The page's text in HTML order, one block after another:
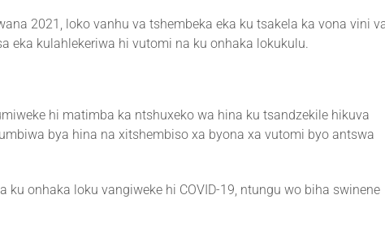
2021, loko vanhu va tshembeka eka ku tsakela ka vona vini
eka kulahlekeriwa hi vutomi na ku onhaka lokukulu.
hi matimba ka ntshuxeko wa hina ku tsandzekile hikuva
bya hina na xitshembiso xa byona xa vutomi byo antswa
onhaka loku vangiweke hi COVID-19, ntungu wo biha swinene